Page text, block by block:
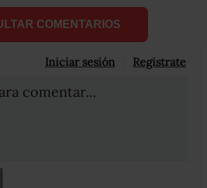
COMENTARIOS
Iniciar sesión Registrate
comentar...